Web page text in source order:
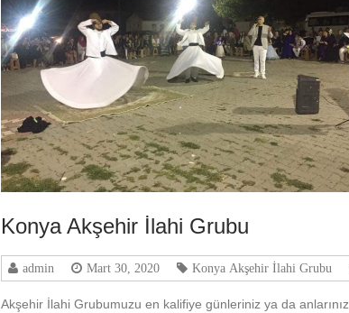
Konya Akşehir İlahi Grubu
admin Mart 30, 2020 Konya Akşehir İlahi Grubu
Akşehir İlahi Grubumuzu en kalifiye günleriniz ya da anlarınız